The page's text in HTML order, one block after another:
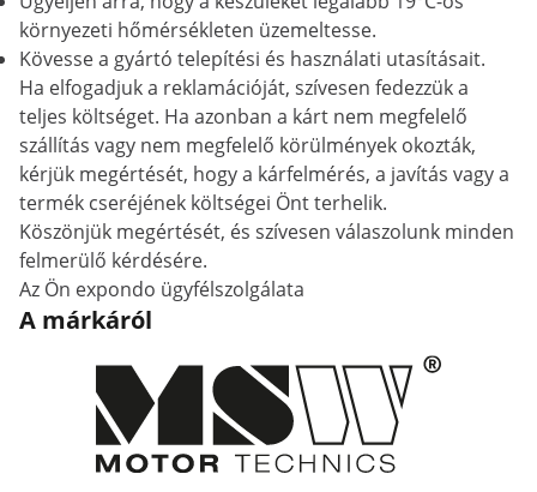
környezeti hőmérsékleten üzemeltesse.
Kövesse a gyártó telepítési és használati utasításait.
Ha elfogadjuk a reklamációját, szívesen fedezzük a
teljes költséget. Ha azonban a kárt nem megfelelő
szállítás vagy nem megfelelő körülmények okozták,
kérjük megértését, hogy a kárfelmérés, a javítás vagy a
termék cseréjének költségei Önt terhelik.
Köszönjük megértését, és szívesen válaszolunk minden
felmerülő kérdésére.
Az Ön expondo ügyfélszolgálata
A márkáról